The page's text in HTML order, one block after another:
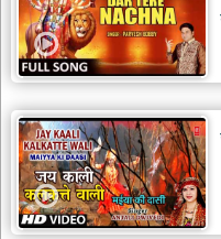
शनि
देव
भजन
dev
bhajans
आज
का
भजन
bhajan